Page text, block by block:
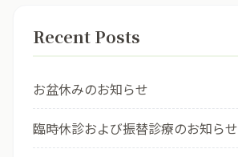
Recent Posts
お盆休みのお知らせ
臨時休診および振替診療のお知らせ